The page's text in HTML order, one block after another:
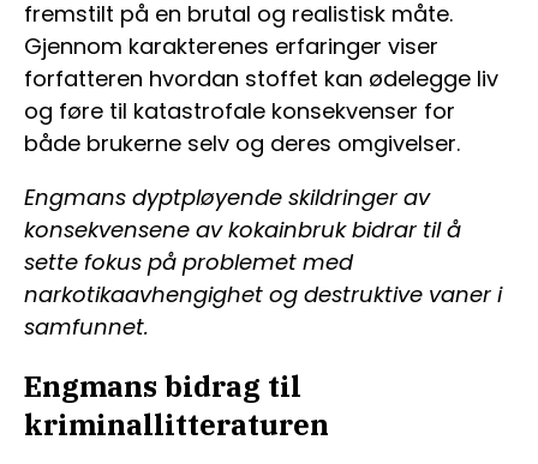
fremstilt på en brutal og realistisk måte.
Gjennom karakterenes erfaringer viser
forfatteren hvordan stoffet kan ødelegge liv
og føre til katastrofale konsekvenser for
både brukerne selv og deres omgivelser.
Engmans dyptpløyende skildringer av
konsekvensene av kokainbruk bidrar til å
sette fokus på problemet med
narkotikaavhengighet og destruktive vaner i
samfunnet.
Engmans bidrag til
kriminallitteraturen